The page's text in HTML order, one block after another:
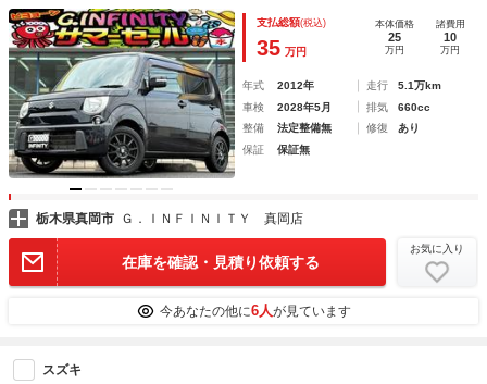
グ／純正１５ＡＷ／本革巻ステアリング／ＡＵＴＯエアコン／
スマートキー／ベンチシート／タイミングチェーン
支払総額(税込)
35 万円
本体価格
25
万円
諸費用
10
万円
年式 2012年 走行
5.1万km
車検
2028年5月 排気
660cc
整備
法定整備無 修復
あり
保証
保証無
栃木県真岡市 Ｇ．ＩＮＦＩＮＩＴＹ 真岡店
在庫を確認・見積り依頼する
お気に入り
今あなたの他に6人が見ています
スズキ